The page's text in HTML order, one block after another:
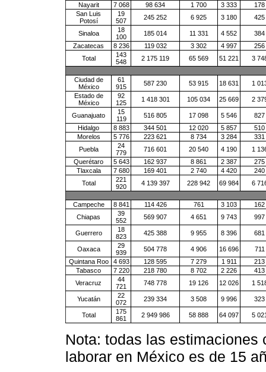
Nayarit
7 068 98 634 1 700 3 333
San Luis
Potosí
19
507
245 252 6 925 3 180 425
Sinaloa
18
100
185 014 11 331 4 552
384
Zacatecas
8 236 119 032 3 302 4 997
256
Total
143
548
2 175 119 65 569 51 221 3
Ciudad de
México
61
915
587 230 53 915 18 631
1
Estado de
México
92
125
1 418 301 105 034 25 669 2
Guanajuato
15
119
516 805 17 098 5 546
827
Hidalgo
8 883 344 501 12 020 5 857
510
Morelos
5 776 223 621 8 734 3 284
331
Puebla
24
779
716 601 20 540 4 190
1
Querétaro
5 643 162 937 8 861 2 387
275
Tlaxcala
7 680 169 401 2 740 4 420
240
Total
221
920
4 139 397 228 942 69 984 6
Campeche 8 841 114 426 761 3 103
Chiapas
39
552
569 907 4 651 9 743 997
Guerrero
18
823
425 388 9 955 8 396 681
Oaxaca
29
939
504 778 4 906 16 696
Quintana Roo
4 693 128 595 7 279 1 911
213
Tabasco
7 220 218 780 8 702 2 226
413
Veracruz
44
721
748 778 19 126 12 026 1
Yucatán
22
072
239 334 3 508 9 996 323
Total
175
861
2 949 986 58 888 64 097 5
Nota: todas las
laborar en México es de 15